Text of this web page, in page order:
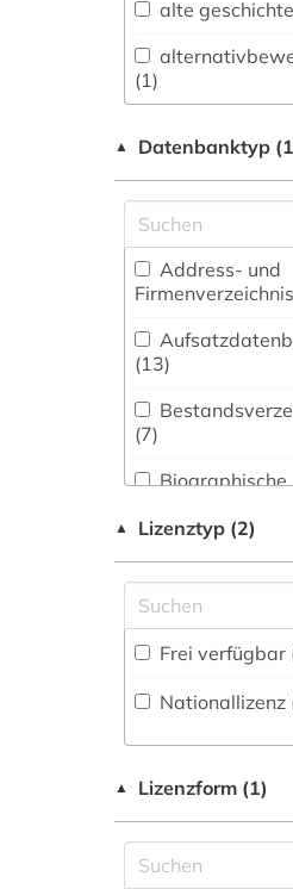
Anglistik.
Amerikanistik (10)
Biologie,
Biotechnologie
Buch- und
Bibliothekswesen,
(9)
Pharmazie (8)
Elektrotechnik,
Elektronik,
Energietechnik
Ethnologie (13)
Geographie
(7)
Niederlandistik.
alte
(1)
(2)
anarchismus (1)
anarchist (1)
anthropologie
arabisch (2)
philosophie (1)
(1)
architektur (1)
archivbestand
aristoteles (1)
assisi (1)
▲ Datenbanktyp
Address- und
(13)
(7)
Biographische
National-,
Textueller-
(3)
▲ Lizenztyp (2)
Frei verfügbar
Nationallizenz
▲ Lizenzform (1)